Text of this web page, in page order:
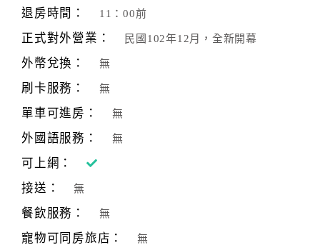
品
宣
退房時間： 11：00前
正式對外營業： 民國102年12月，全新開幕
外幣兌換： 無
刷卡服務： 無
單車可進房： 無
外國語服務： 無
可上網：
接送：
無
餐飲服務： 無
寵物可同房旅店： 無